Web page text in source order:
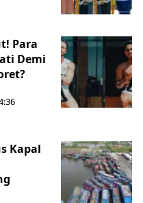
Para
Demi
Kapal